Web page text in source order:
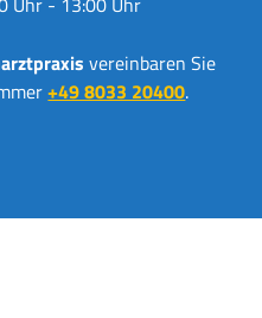
vereinbaren Sie
+49 8033 20400.